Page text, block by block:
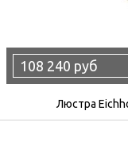
108 240 руб
Люстра